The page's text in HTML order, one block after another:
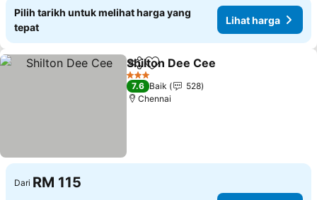
Pilih tarikh untuk melihat harga yang
tepat
Lihat harga
KongsiTambah ke favorit
Shilton Dee Cee
3 Bintang
7.6 Baik
528
Chennai
Dari RM 115